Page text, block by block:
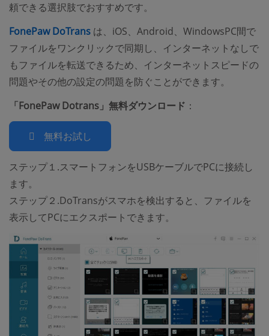
頼できる選択肢でおすすめです。
FonePaw DoTrans (opens new window)
は、iOS、Android、WindowsPC間で
ファイルをワンクリックで同期し、インターネットなしで
もファイルを転送できるため、インターネットスピードの
問題やその他の設定の問題を防ぐことができます。
「FonePaw Dotrans」無料ダウンロード ：
無料お試し
ステップ１.スマートフォンをUSBケーブルでPCに接続し
ます。
ステップ２.DoTransがスマホを検出すると、ファイルを
表示してPCにエクスポートできます。